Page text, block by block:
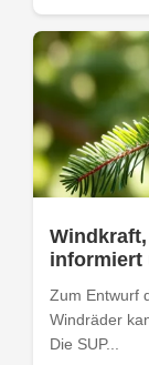
informiert
Zum Entwurf
Windräder
Die SUP...